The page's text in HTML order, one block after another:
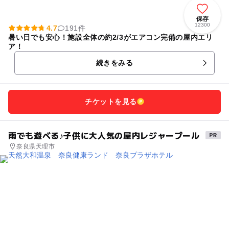
保存
12300
4.7
191件
暑い日でも安心！施設全体の約2/3がエアコン完備の屋内エリ
ア！
続きをみる
チケットを見る
雨でも遊べる♪子供に大人気の屋内レジャープール
奈良県天理市